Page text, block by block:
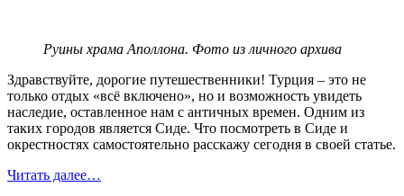
Руины храма Аполлона. Фото из личного архива
Здравствуйте, дорогие путешественники! Турция – это не
только отдых «всё включено», но и возможность увидеть
наследие, оставленное нам с античных времен. Одним из
таких городов является Сиде. Что посмотреть в Сиде и
окрестностях самостоятельно расскажу сегодня в своей статье.
Читать далее…